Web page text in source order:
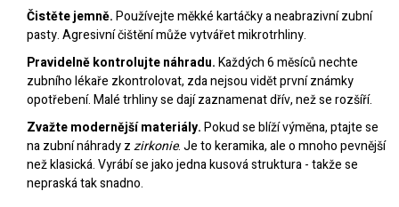
Čistěte jemně.Používejte měkké kartáčky a neabrazivní zubní
pasty. Agresivní čištění může vytvářet mikrotrhliny.
Pravidelně kontrolujte náhradu.Každých 6 měsíců nechte
zubního lékaře zkontrolovat, zda nejsou vidět první známky
opotřebení. Malé trhliny se dají zaznamenat dřív, než se rozšíří.
Zvažte modernější materiály.Pokud se blíží výměna, ptajte se
na zubní náhrady zzirkonie. Je to keramika, ale o mnoho pevnější
než klasická. Vyrábí se jako jedna kusová struktura - takže se
nepraská tak snadno.